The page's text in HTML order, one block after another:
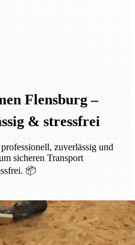
Flensburg –
& stressfrei
zuverlässig und
sicheren Transport
📦